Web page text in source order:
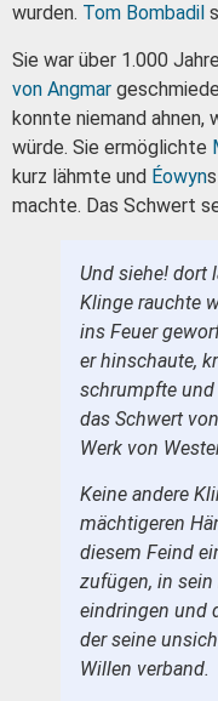
wurden. Tom Bombadil
Sie war über 1.000
von Angmar
konnte niemand ahnen,
würde. Sie ermöglichte
kurz lähmte und Éowyn
machte. Das Schwert
Und siehe! dort
Klinge rauchte
ins Feuer
er hinschaute,
schrumpfte und
das Schwert
Werk von
Keine andere
mächtigeren
diesem Feind
zufügen, in
eindringen und
der seine
Willen verband.